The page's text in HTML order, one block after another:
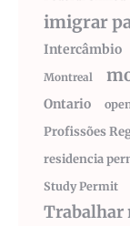
imigrar
Intercâmbio
Montreal
Ontario
Profissões
residencia
Study Permit
Trabalhar